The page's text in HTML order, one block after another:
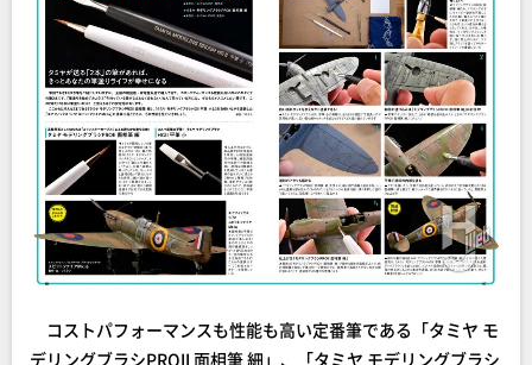
コストパフォーマンスも性能も高い定番筆である「タミヤ モ
デリングブラシPROII 面相筆 細」、「タミヤ モデリングブラシ